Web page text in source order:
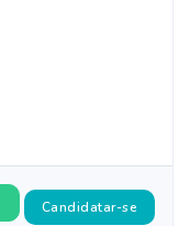
Candidatar-se